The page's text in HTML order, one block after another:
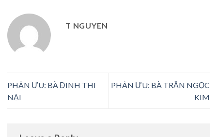
T NGUYEN
PHÂN ƯU: BÀ ĐINH THI
NẠI
PHÂN ƯU: BÀ TRẦN NGỌC
KIM